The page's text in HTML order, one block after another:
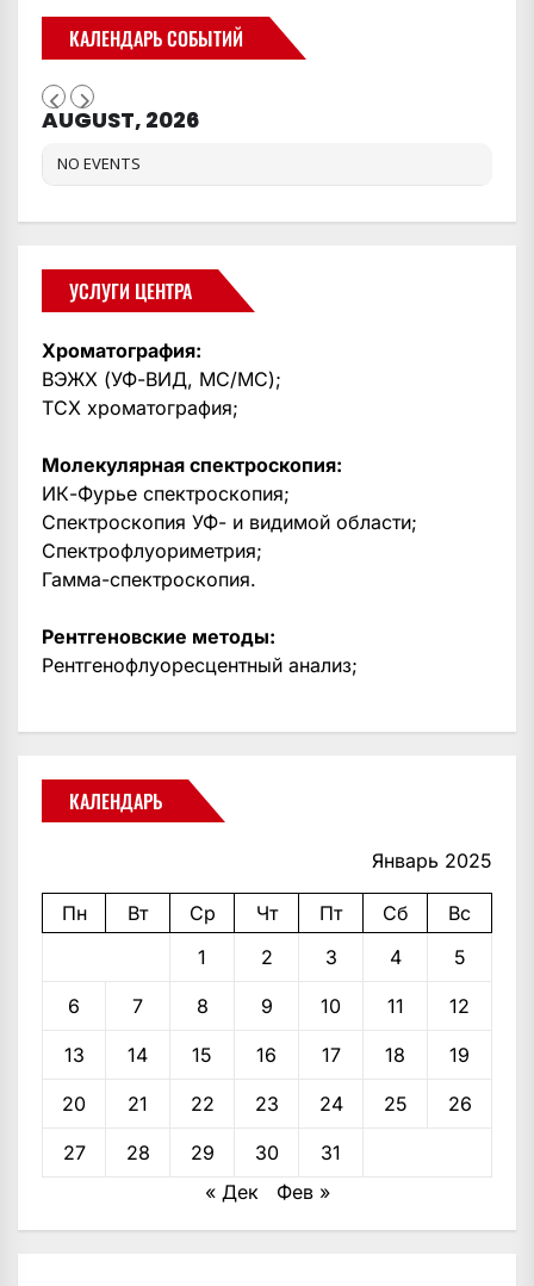
КАЛЕНДАРЬ СОБЫТИЙ
AUGUST, 2026
NO EVENTS
УСЛУГИ ЦЕНТРА
Хроматография:
ВЭЖХ (УФ-ВИД, МС/МС);
ТСХ хроматография;
Молекулярная спектроскопия:
ИК-Фурье спектроскопия;
Спектроскопия УФ- и видимой области;
Спектрофлуориметрия;
Гамма-спектроскопия.
Рентгеновские методы:
Рентгенофлуоресцентный анализ;
КАЛЕНДАРЬ
Январь 2025
Пн Вт Ср Чт Пт Сб
Вс
1
2 3 4 5
6 7 8 9 10 11 12
13 14 15 16 17 18 19
20 21 22 23 24 25 26
27 28 29 30
31
« Дек
Фев »